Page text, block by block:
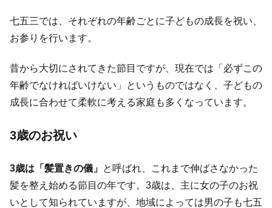
七五三では、それぞれの年齢ごとに子どもの成長を祝い、
お参りを行います。
昔から大切にされてきた節目ですが、現在では「必ずこの
年齢でなければいけない」というものではなく、子どもの
成長に合わせて柔軟に考える家庭も多くなっています。
3歳のお祝い
3歳は「髪置きの儀」 と呼ばれ、これまで伸ばさなかった
髪を整え始める節目の年です。3歳は、主に女の子のお祝
いとして知られていますが、地域によっては男の子も七五